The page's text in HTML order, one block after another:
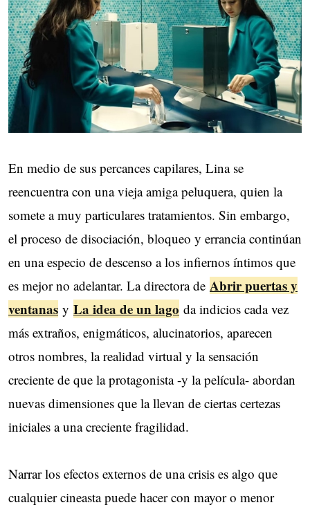
En medio de sus percances capilares, Lina se
reencuentra con una vieja amiga peluquera, quien la
somete a muy particulares tratamientos. Sin embargo,
el proceso de disociación, bloqueo y errancia continúan
en una especio de descenso a los infiernos íntimos que
es mejor no adelantar. La directora de Abrir puertas y
ventanas y La idea de un lago da indicios cada vez
más extraños, enigmáticos, alucinatorios, aparecen
otros nombres, la realidad virtual y la sensación
creciente de que la protagonista -y la película- abordan
nuevas dimensiones que la llevan de ciertas certezas
iniciales a una creciente fragilidad.
Narrar los efectos externos de una crisis es algo que
cualquier cineasta puede hacer con mayor o menor